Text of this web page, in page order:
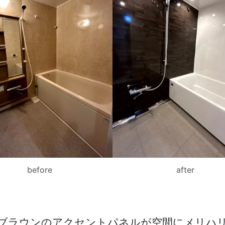
before after
ラウンのアクセントパネルが空間にメリハ